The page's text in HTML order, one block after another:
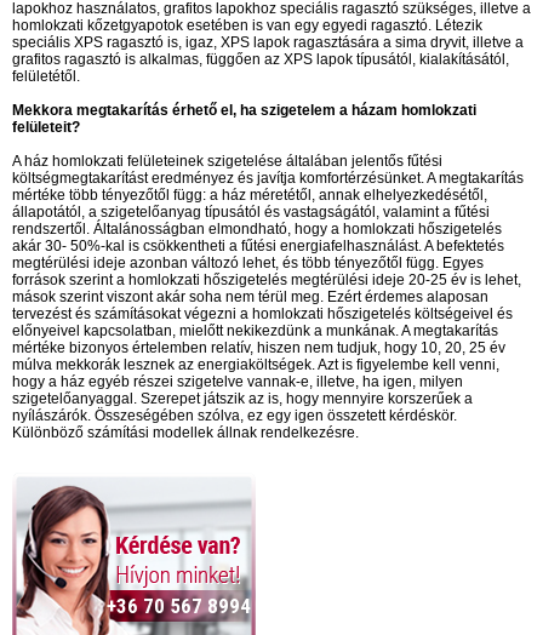
lapokhoz használatos, grafitos lapokhoz speciális ragasztó szükséges, illetve a
homlokzati kőzetgyapotok esetében is van egy egyedi ragasztó. Létezik
speciális XPS ragasztó is, igaz, XPS lapok ragasztására a sima dryvit, illetve a
grafitos ragasztó is alkalmas, függően az XPS lapok típusától, kialakításától,
felületétől.
Mekkora megtakarítás érhető el, ha szigetelem a házam homlokzati
felületeit?
A ház homlokzati felületeinek szigetelése általában jelentős fűtési
költségmegtakarítást eredményez és javítja komfortérzésünket. A megtakarítás
mértéke több tényezőtől függ: a ház méretétől, annak elhelyezkedésétől,
állapotától, a szigetelőanyag típusától és vastagságától, valamint a fűtési
rendszertől. Általánosságban elmondható, hogy a homlokzati hőszigetelés
akár 30- 50%-kal is csökkentheti a fűtési energiafelhasználást. A befektetés
megtérülési ideje azonban változó lehet, és több tényezőtől függ. Egyes
források szerint a homlokzati hőszigetelés megtérülési ideje 20-25 év is lehet,
mások szerint viszont akár soha nem térül meg. Ezért érdemes alaposan
tervezést és számításokat végezni a homlokzati hőszigetelés költségeivel és
előnyeivel kapcsolatban, mielőtt nekikezdünk a munkának. A megtakarítás
mértéke bizonyos értelemben relatív, hiszen nem tudjuk, hogy 10, 20, 25 év
múlva mekkorák lesznek az energiaköltségek. Azt is figyelembe kell venni,
hogy a ház egyéb részei szigetelve vannak-e, illetve, ha igen, milyen
szigetelőanyaggal. Szerepet játszik az is, hogy mennyire korszerűek a
nyílászárók. Összeségében szólva, ez egy igen összetett kérdéskör.
Különböző számítási modellek állnak rendelkezésre.
+36 70 567 8994